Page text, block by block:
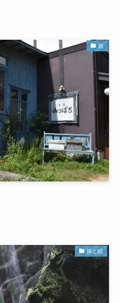
旅
旅と絵